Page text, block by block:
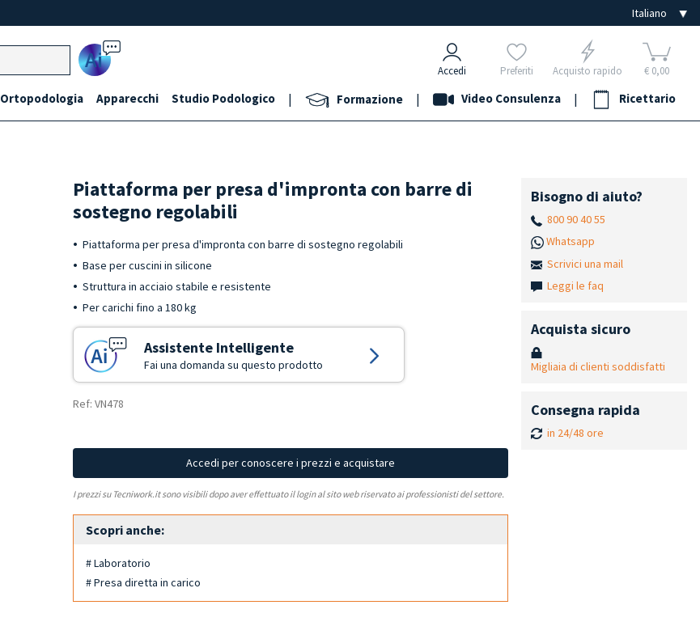
Ai Accedi Preferiti Acquisto rapido € 0,00
Ortopodologia Apparecchi Studio Podologico | Formazione | Video Consulenza | Ricettario
Piattaforma per presa d'impronta con barre di
sostegno regolabili
Piattaforma per presa d'impronta con barre di sostegno regolabili
Base per cuscini in silicone
Struttura in acciaio stabile e resistente
Per carichi fino a 180 kg
Assistente Intelligente
Fai una domanda su questo prodotto
Ref: VN478
Accedi per conoscere i prezzi e acquistare
I prezzi su Tecniwork.it sono visibili dopo aver effettuato il login al sito web riservato ai professionisti del settore.
Scopri anche:
# Laboratorio
# Presa diretta in carico
Bisogno di aiuto?
800 90 40 55
Whatsapp
Scrivici una mail
Leggi le faq
Acquista sicuro
Migliaia di clienti soddisfatti
Consegna rapida
in 24/48 ore